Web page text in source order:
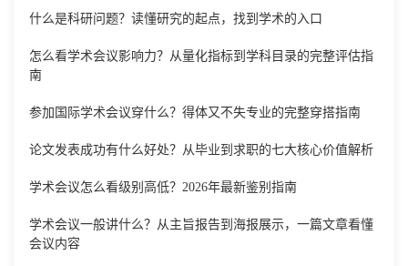
什么是科研问题？读懂研究的起点，找到学术的入口
怎么看学术会议影响力？从量化指标到学科目录的完整评估指
南
参加国际学术会议穿什么？得体又不失专业的完整穿搭指南
论文发表成功有什么好处？从毕业到求职的七大核心价值解析
学术会议怎么看级别高低？2026年最新鉴别指南
学术会议一般讲什么？从主旨报告到海报展示，一篇文章看懂
会议内容